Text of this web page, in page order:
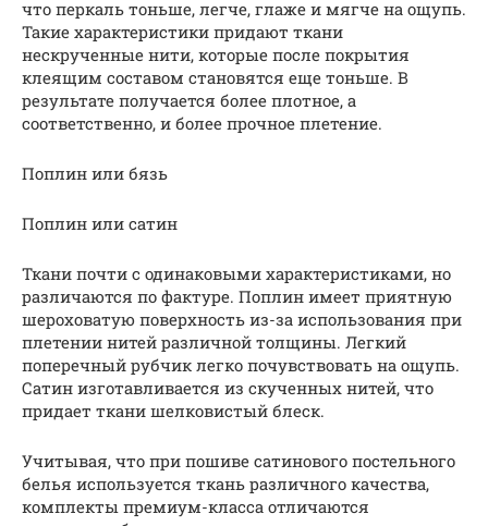
что перкаль тоньше, легче, глаже и мягче на ощупь.
Такие характеристики придают ткани
нескрученные нити, которые после покрытия
клеящим составом становятся еще тоньше. В
результате получается более плотное, а
соответственно, и более прочное плетение.
Поплин или бязь
Поплин или сатин
Ткани почти с одинаковыми характеристиками, но
различаются по фактуре. Поплин имеет приятную
шероховатую поверхность из-за использования при
плетении нитей различной толщины. Легкий
поперечный рубчик легко почувствовать на ощупь.
Сатин изготавливается из скученных нитей, что
придает ткани шелковистый блеск.
Учитывая, что при пошиве сатинового постельного
белья используется ткань различного качества,
комплекты премиум-класса отличаются